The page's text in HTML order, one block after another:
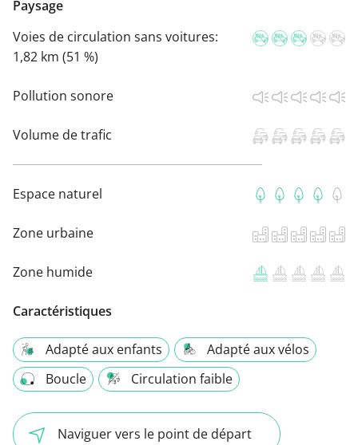
Paysage
Voies de circulation sans voitures:
1,82 km (51 %)
Pollution sonore
Volume de trafic
Espace naturel
Zone urbaine
Zone humide
Caractéristiques
Adapté aux enfants
Adapté aux vélos
Boucle
Circulation faible
Naviguer vers le point de départ